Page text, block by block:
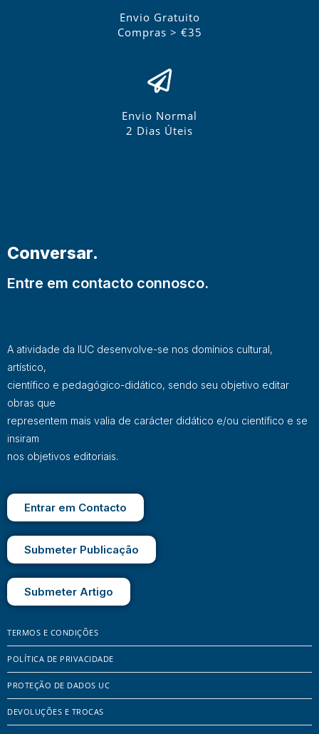
Envio Gratuito
Compras > €35
Envio Normal
2 Dias Úteis
Conversar.
Entre em contacto connosco.
A atividade da IUC desenvolve-se nos domínios cultural,
artístico,
científico e pedagógico-didático, sendo seu objetivo editar
obras que
representem mais valia de carácter didático e/ou científico e se
insiram
nos objetivos editoriais.
Entrar em Contacto
Submeter Publicação
Submeter Artigo
TERMOS E CONDIÇÕES
POLÍTICA DE PRIVACIDADE
PROTEÇÃO DE DADOS UC
DEVOLUÇÕES E TROCAS